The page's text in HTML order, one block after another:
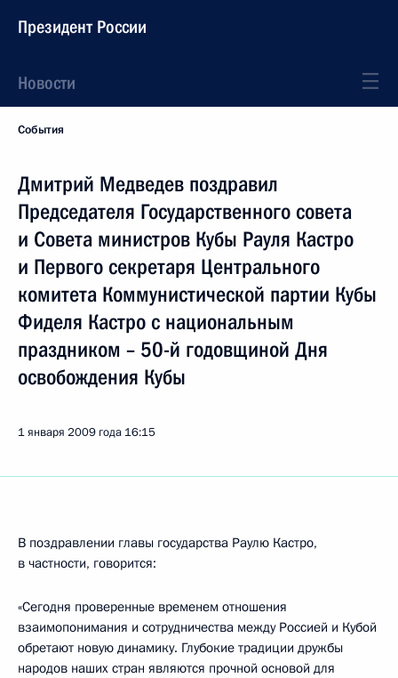
Президент России
Новости
События
Дмитрий Медведев поздравил
Председателя Государственного совета
и Совета министров Кубы Рауля Кастро
и Первого секретаря Центрального
комитета Коммунистической партии Кубы
Фиделя Кастро с национальным
праздником – 50-й годовщиной Дня
освобождения Кубы
1 января 2009 года 16:15
В поздравлении главы государства Раулю Кастро,
в частности, говорится:
«Сегодня проверенные временем отношения
взаимопонимания и сотрудничества между Россией и Кубой
обретают новую динамику. Глубокие традиции дружбы
народов наших стран являются прочной основой для